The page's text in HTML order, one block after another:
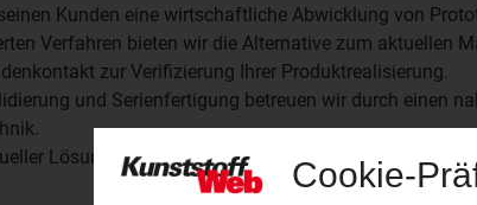
Kunden eine wirtschaftliche Abwicklung von
Verfahren bieten wir die Alternative zum aktuellen
zur Verifizierung Ihrer Produktrealisierung.
und Serienfertigung betreuen wir durch einen
Lösungen!